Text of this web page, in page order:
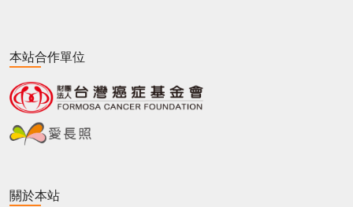
本站合作單位
關於本站